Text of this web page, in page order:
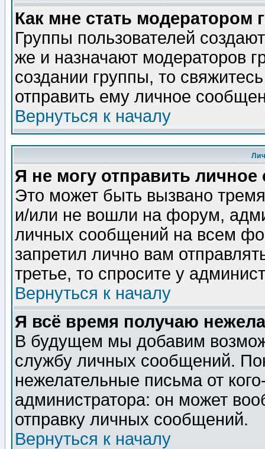
Как мне стать модератором
Группы пользователей
же и назначают модераторов
создании группы, то
отправить ему личное
Вернуться к началу
Я не могу отправить
Это может быть вызвано
и/или не вошли на форум,
личных сообщений на всем
запретил лично вам
третье, то спросите у
Вернуться к началу
Я всё время получаю
В будущем мы добавим
службу личных сообщений.
нежелательные письма от
администратора: он может
отправку личных сообщений.
Вернуться к началу